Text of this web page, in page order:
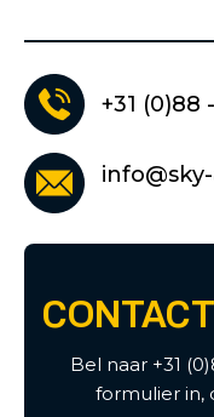
+31 (0)88
Bel naar +31
formulier in,